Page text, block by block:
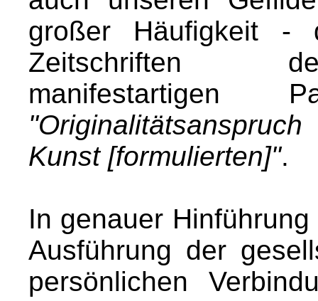
großer Häufigkeit -
Zeitschriften
manifestartigen
Kunst [formulierten]".
In genauer
Ausführung der
persönlichen